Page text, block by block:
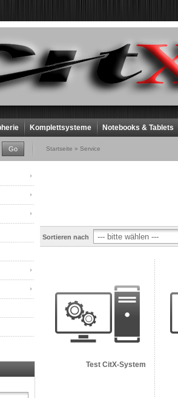
Komplettsysteme Notebooks & Tablets
Go Startseite » Service
Sortieren nach
Test CitX-System